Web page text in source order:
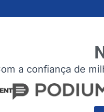
a confiança de